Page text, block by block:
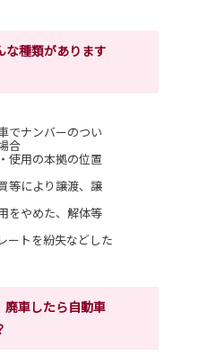
な種類があります
でナンバーのつい
合
使用の本拠の位置
等により譲渡、譲
をやめた、解体等
ートを紛失などした
廃車したら自動車